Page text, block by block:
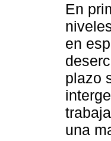
En
en
plazo
una